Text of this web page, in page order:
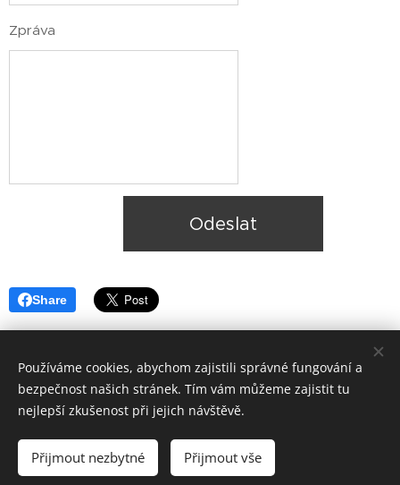
Zpráva
Odeslat
Share
© 2018 Ateliér K1-výtvarné kurzy. Všechna práva na fantazii
vyhrazena
Vytvořeno službou Webnode
Používáme cookies, abychom zajistili správné fungování a
bezpečnost našich stránek. Tím vám můžeme zajistit tu
nejlepší zkušenost při jejich návštěvě.
Přijmout nezbytné Přijmout vše